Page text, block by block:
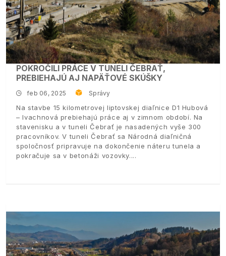
POKROČILI PRÁCE V TUNELI ČEBRAŤ,
PREBIEHAJÚ AJ NAPÄŤOVÉ SKÚŠKY
feb 06, 2025 Správy
Na stavbe 15 kilometrovej liptovskej diaľnice D1 Hubová
– Ivachnová prebiehajú práce aj v zimnom období. Na
stavenisku a v tuneli Čebrať je nasadených vyše 300
pracovníkov. V tuneli Čebrať sa Národná diaľničná
spoločnosť pripravuje na dokončenie náteru tunela a
pokračuje sa v betonáži vozovky.